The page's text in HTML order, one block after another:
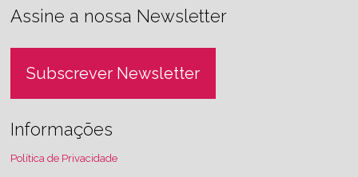
Assine a nossa Newsletter
Subscrever Newsletter
Informações
Política de Privacidade